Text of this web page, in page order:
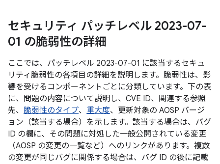
セキュリティ パッチレベル 2023-07-
01 の脆弱性の詳細
ここでは、パッチレベル 2023-07-01 に該当するセキュ
リティ脆弱性の各項目の詳細を説明します。脆弱性は、影
響を受けるコンポーネントごとに分類しています。下の表
に、問題の内容について説明し、CVE ID、関連する参照
先、 脆弱性のタイプ、 重大度、更新対象の AOSP バージ
ョン（該当する場合）を示します。該当する場合は、バグ
ID の欄に、その問題に対処した一般公開されている変更
（AOSP の変更の一覧など）へのリンクがあります。複数
の変更が同じバグに関係する場合は、バグ ID の後に記載